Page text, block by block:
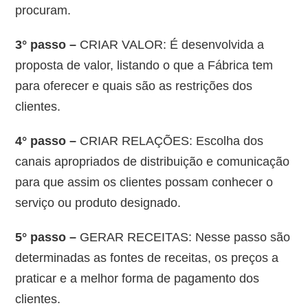
procuram.
3° passo – CRIAR VALOR: É desenvolvida a
proposta de valor, listando o que a Fábrica tem
para oferecer e quais são as restrições dos
clientes.
4° passo – CRIAR RELAÇÕES: Escolha dos
canais apropriados de distribuição e comunicação
para que assim os clientes possam conhecer o
serviço ou produto designado.
5° passo – GERAR RECEITAS: Nesse passo são
determinadas as fontes de receitas, os preços a
praticar e a melhor forma de pagamento dos
clientes.